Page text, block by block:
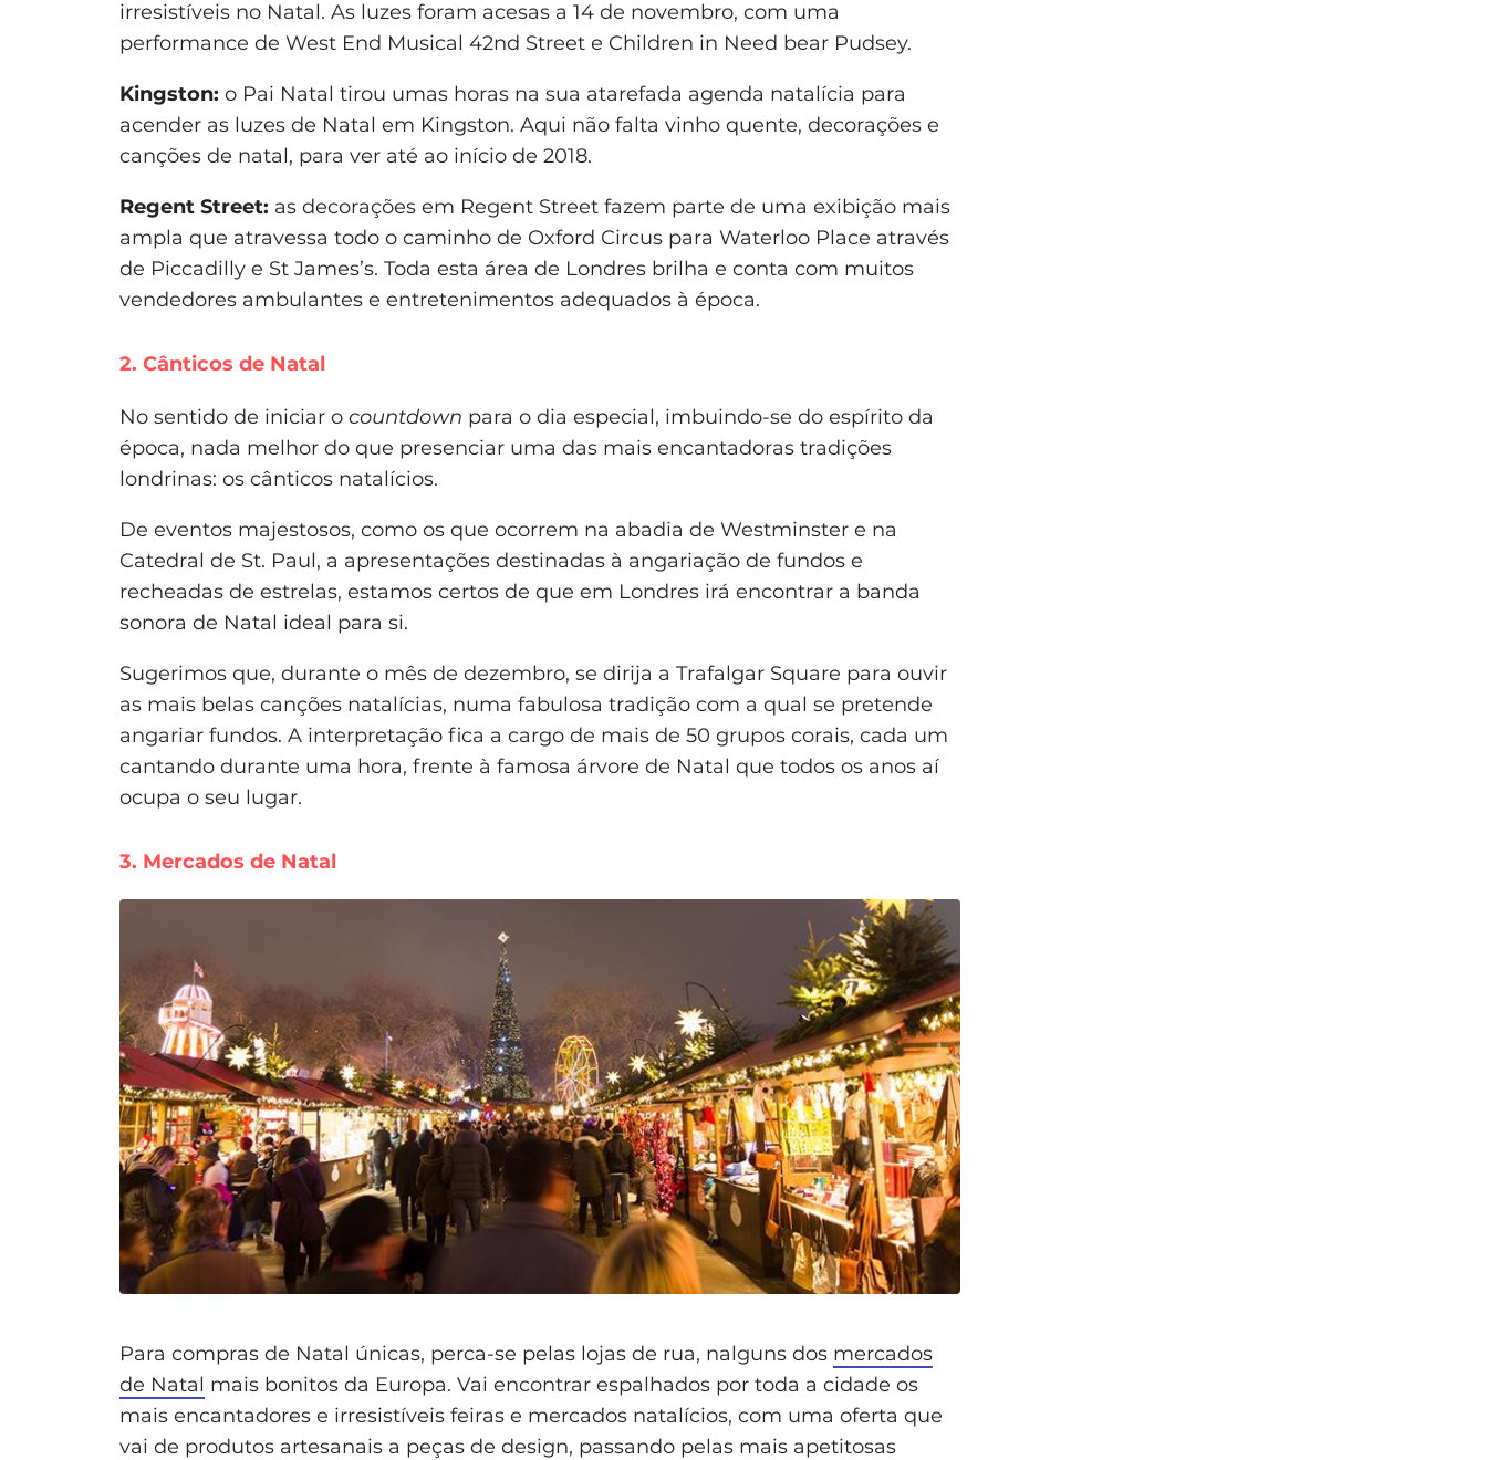
irresistíveis no Natal. As luzes foram acesas a 14 de novembro, com uma
performance de West End Musical 42nd Street e Children in Need bear Pudsey.
Kingston: o Pai Natal tirou umas horas na sua atarefada agenda natalícia para
acender as luzes de Natal em Kingston. Aqui não falta vinho quente, decorações e
canções de natal, para ver até ao início de 2018.
Regent Street: as decorações em Regent Street fazem parte de uma exibição mais
ampla que atravessa todo o caminho de Oxford Circus para Waterloo Place através
de Piccadilly e St James’s. Toda esta área de Londres brilha e conta com muitos
vendedores ambulantes e entretenimentos adequados à época.
2. Cânticos de Natal
No sentido de iniciar o countdown para o dia especial, imbuindo-se do espírito da
época, nada melhor do que presenciar uma das mais encantadoras tradições
londrinas: os cânticos natalícios.
De eventos majestosos, como os que ocorrem na abadia de Westminster e na
Catedral de St. Paul, a apresentações destinadas à angariação de fundos e
recheadas de estrelas, estamos certos de que em Londres irá encontrar a banda
sonora de Natal ideal para si.
Sugerimos que, durante o mês de dezembro, se dirija a Trafalgar Square para ouvir
as mais belas canções natalícias, numa fabulosa tradição com a qual se pretende
angariar fundos. A interpretação fica a cargo de mais de 50 grupos corais, cada um
cantando durante uma hora, frente à famosa árvore de Natal que todos os anos aí
ocupa o seu lugar.
3. Mercados de Natal
Para compras de Natal únicas, perca-se pelas lojas de rua, nalguns dos mercados
de Natal mais bonitos da Europa. Vai encontrar espalhados por toda a cidade os
mais encantadores e irresistíveis feiras e mercados natalícios, com uma oferta que
vai de produtos artesanais a peças de design, passando pelas mais apetitosas